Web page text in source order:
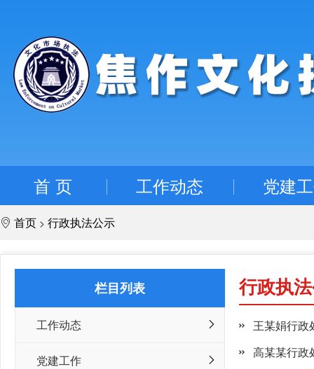
首 页 工作动态 党建
首页 > 行政执法公示
栏目列表
工作动态
党建工作
行政执
王某娟行政
高某某行政